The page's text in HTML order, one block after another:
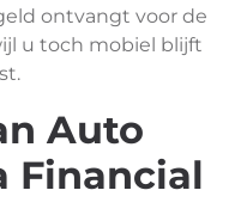
ontvangt voor de
u toch mobiel blijft
Auto
Financial